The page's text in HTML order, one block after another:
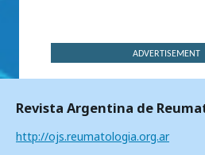
ADVERTISEMENT
Revista Argentina de
http://ojs.reumatologia.org.ar